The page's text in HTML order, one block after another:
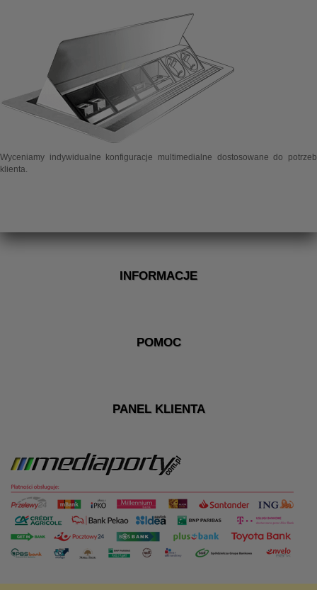
Wyceniamy indywidualne konfiguracje multimedialne dostosowane do potrzeb
klienta.
INFORMACJE
POMOC
PANEL KLIENTA